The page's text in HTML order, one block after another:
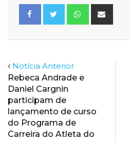
Whatsapp
Notícia Anterior
Rebeca Andrade e
Daniel Cargnin
participam de
lançamento de curso
do Programa de
Carreira do Atleta do